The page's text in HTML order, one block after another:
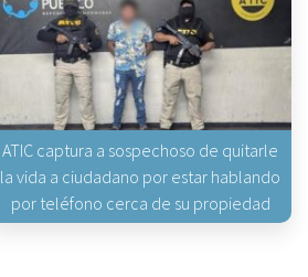
ATIC captura a sospechoso de quitarle
la vida a ciudadano por estar hablando
por teléfono cerca de su propiedad